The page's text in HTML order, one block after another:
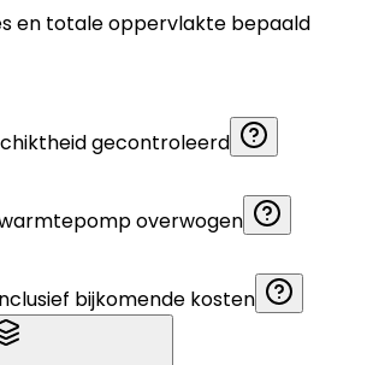
en totale oppervlakte bepaald
gecontroleerd
overwogen
bijkomende kosten